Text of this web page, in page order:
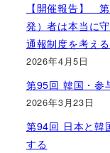
【開催報告】
発）者は本当に
通報制度を考える
2026年4月5日
第95回 韓国・参
2026年3月23日
第94回 日本と韓
する